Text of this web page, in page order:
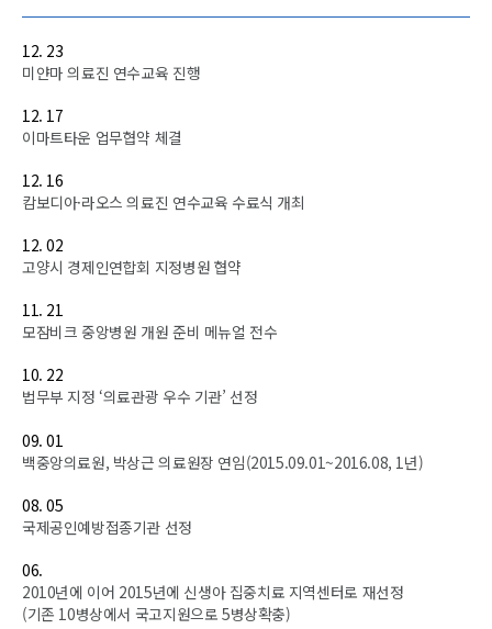
12. 23
미얀마 의료진 연수교육 진행
12. 17
이마트타운 업무협약 체결
12. 16
캄보디아·라오스 의료진 연수교육 수료식 개최
12. 02
고양시 경제인연합회 지정병원 협약
11. 21
모잠비크 중앙병원 개원 준비 메뉴얼 전수
10. 22
법무부 지정 ‘의료관광 우수 기관’ 선정
09. 01
백중앙의료원, 박상근 의료원장 연임(2015.09.01~2016.08, 1년)
08. 05
국제공인예방접종기관 선정
06.
2010년에 이어 2015년에 신생아 집중치료 지역센터로 재선정
(기존 10병상에서 국고지원으로 5병상확충)